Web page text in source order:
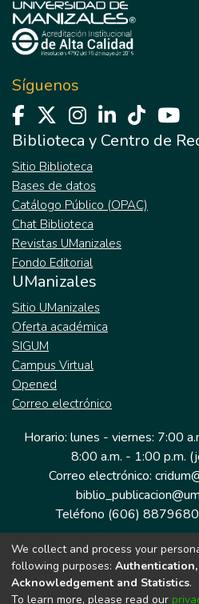
Síguenos
Biblioteca y Centro de
Sitio Biblioteca
Bases de datos
Catálogo Público (OPAC)
Chat Biblioteca
Revistas UManizales
Fondo Editorial
UManizales
Sitio UManizales
Oferta académica
SIGUM
Campus Virtual
Opened
Correo electrónico
Horario: lunes - viernes: 7:00
8:00 a.m. - 1:00 p.m.
Correo electrónico:
Teléfono (606)
Dirección: Cra 9 a # 19-03
Manizales,
Colombia.
We collect and process your
following purposes:
Acknowledgement and Statistics.
To learn more, please read our